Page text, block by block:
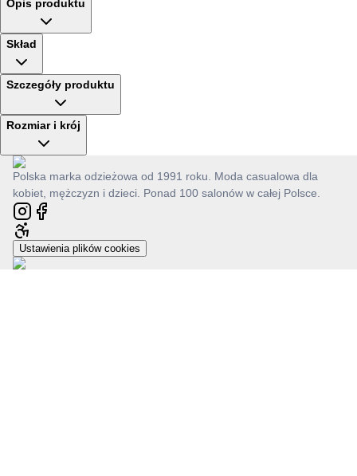
Opis produktu
Skład
Szczegóły produktu
Rozmiar i krój
Polska marka odzieżowa od 1991 roku. Moda casualowa dla
kobiet, mężczyzn i dzieci. Ponad 100 salonów w całej Polsce.
Ustawienia plików cookies